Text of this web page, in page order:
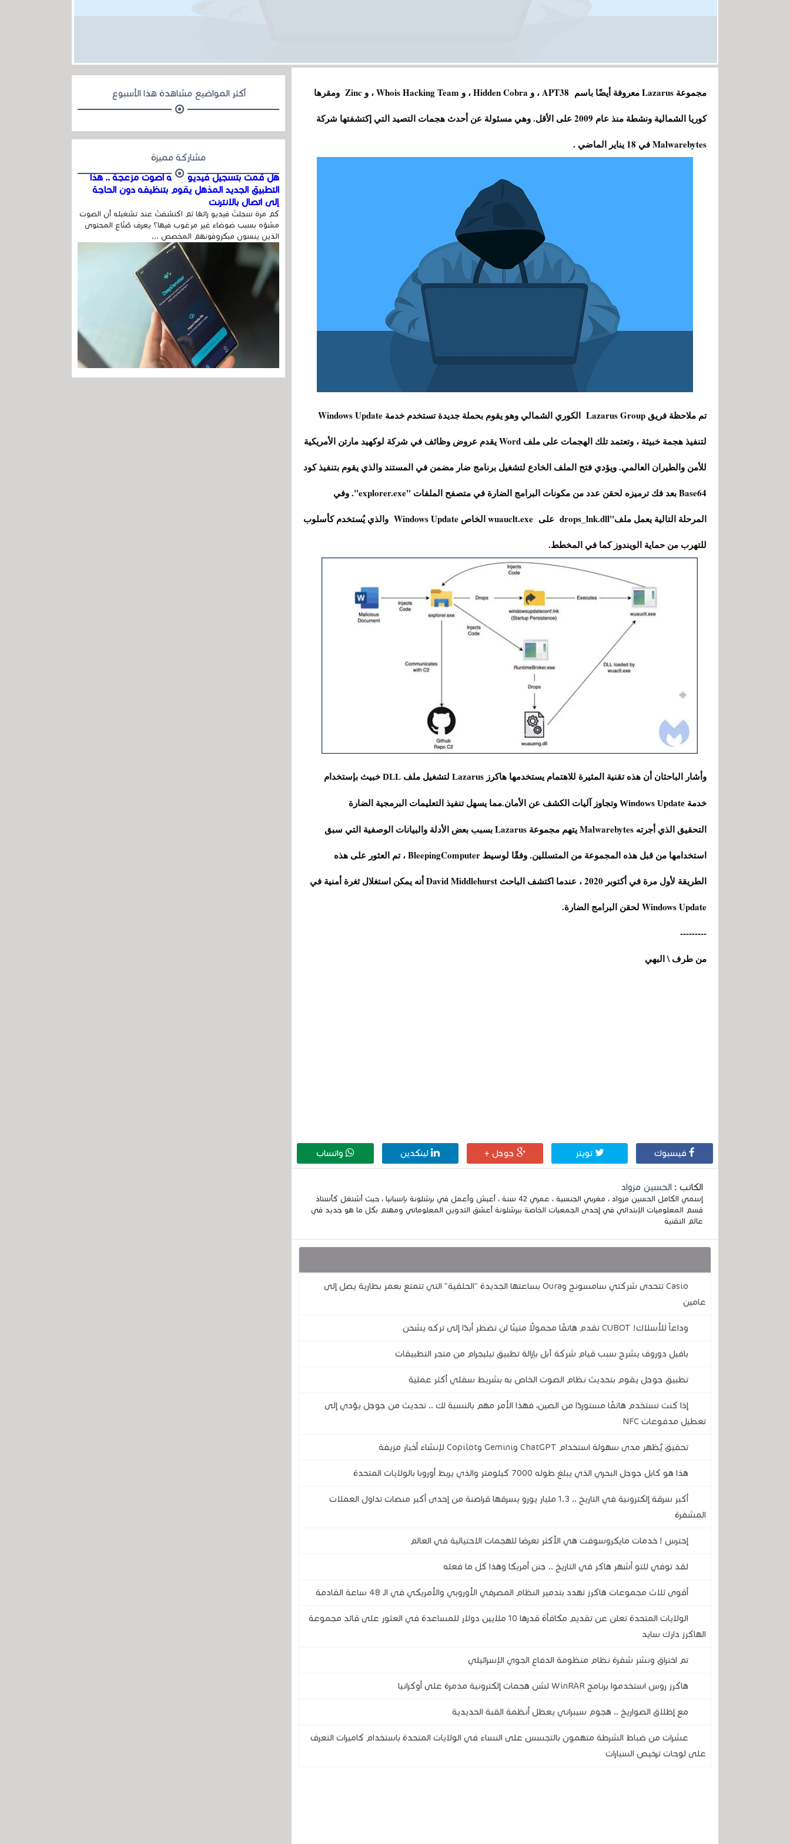
مجموعة Lazarus معروفة أيضًا باسم APT38 ، و Hidden Cobra ، و Whois Hacking Team ، و Zinc ومقرها
كوريا الشمالية ونشطة منذ عام 2009 على الأقل. وهي مسئولة عن أحدث هجمات التصيد التي إكتشفتها شركة
Malwarebytes في 18 يناير الماضي .
لتنفيذ هجمة خبيثة ، وتعتمد تلك الهجمات على ملف Word يقدم عروض وظائف في شركة لوكهيد مارتن الأمريكية
للأمن والطيران العالمي. ويؤدي فتح الملف الخادع لتشغيل برنامج ضار مضمن في المستند والذي يقوم بتنفيذ كود
Base64 بعد فك ترميزه لحقن عدد من مكونات البرامج الضارة في متصفح الملفات "explorer.exe". وفي
المرحلة التالية يعمل ملف"drops_lnk.dll على wuauclt.exe الخاص Windows Update والذي يُستخدم كأسلوب
للتهرب من حماية الويندوز كما في المخطط.
وأشار الباحثان أن هذه تقنية المثيرة للاهتمام يستخدمها هاكرز Lazarus لتشغيل ملف DLL خبيث بإستخدام
خدمة Windows Update وتجاوز آليات الكشف عن الأمان.مما يسهل تنفيذ التعليمات البرمجية الضارة
التحقيق الذي أجرته Malwarebytes يتهم مجموعة Lazarus بسبب بعض الأدلة والبيانات الوصفية التي سبق
استخدامها من قبل هذه المجموعة من المتسللين. وفقًا لوسيط BleepingComputer ، تم العثور على هذه
الطريقة لأول مرة في أكتوبر 2020 ، عندما اكتشف الباحث David Middlehurst أنه يمكن استغلال ثغرة أمنية في
Windows Update لحقن البرامج الضارة.
---------
من طرف \ البهي
فيسبوك تويتر جوجل + لينكدين واتساب
الكاتب : الحسين مزواد
إسمي الكامل الحسين مزواد ، مغربي الجنسية ، عمري 42 سنة ، أعيش وأعمل في برشلونة بإسبانيا ، حيث أشتغل كأستاذ
قسم المعلوميات الإبتدائي في إحدى الجمعيات الخاصة ببرشلونة أعشق التدوين المعلوماتي ومهتم بكل ما هو جديد في
عالم التقنية
Casio تتحدى شركتي سامسونج وOura بساعتها الجديدة "الحلقية" التي تتمتع بعمر بطارية يصل إلى
عامين
وداعاً للأسلاك! CUBOT تقدم هاتفًا محمولًا متينًا لن تضطر أبدًا إلى تركه يشحن
بافيل دوروف يشرح سبب قيام شركة آبل بإزالة تطبيق تيليجرام من متجر التطبيقات
تطبيق جوجل يقوم بتحديث نظام الصوت الخاص به بشريط سفلي أكثر عملية
إذا كنت تستخدم هاتفًا مستوردًا من الصين، فهذا الأمر مهم بالنسبة لك .. تحديث من جوجل يؤدي إلى
تعطيل مدفوعات NFC
تحقيق يُظهر مدى سهولة استخدام ChatGPT وGemini وCopilot لإنشاء أخبار مزيفة
هذا هو كابل جوجل البحري الذي يبلغ طوله 7000 كيلومتر والذي يربط أوروبا بالولايات المتحدة
أكبر سرقة إلكترونية في التاريخ .. 1.3 مليار يورو يسرقها قراصنة من إحدى أكبر منصات تداول العملات
المشفرة
إحترس ! خدمات مايكروسوفت هي الأكثر تعرضا للهجمات الاحتيالية في العالم
لقد توفي للتو أشهر هاكر في التاريخ .. جنن أمريكا وهذا كل ما فعله
أقوى ثلاث مجموعات هاكرز تهدد بتدمير النظام المصرفي الأوروبي والأمريكي في الـ 48 ساعة القادمة
الولايات المتحدة تعلن عن تقديم مكافأة قدرها 10 ملايين دولار للمساعدة في العثور على قائد مجموعة
الهاكرز دارك سايد
تم اختراق ونشر شفرة نظام منظومة الدفاع الجوي الإسرائيلي
هاكرز روس استخدموا برنامج WinRAR لشن هجمات إلكترونية مدمرة على أوكرانيا
مع إطلاق الصواريخ .. هجوم سيبراني يعطل أنظمة القبة الحديدية
عشرات من ضباط الشرطة متهمون بالتجسس على النساء في الولايات المتحدة باستخدام كاميرات التعرف
على لوحات ترخيص السيارات
أكثر المواضيع مشاهدة هذا الأسبوع
مشاركة مميزة
هل قمت بتسجيل فيديو وفيه أصوت مزعجة .. هذا
التطبيق الجديد المذهل يقوم بتنظيفه دون الحاجة
إلى اتصال بالإنترنت
كم مرة سجلتَ فيديو رائعًا ثم اكتشفتَ عند تشغيله أن الصوت
مشوّه بسبب ضوضاء غير مرغوب فيها؟ يعرف صُنّاع المحتوى
الذين ينسون ميكروفونهم المخصص ...